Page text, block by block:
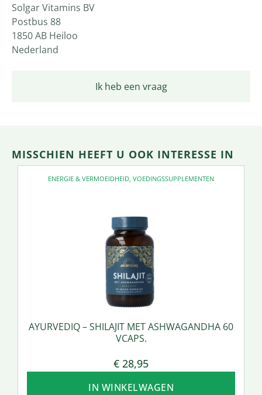
Ik heb een vraag
Solgar Vitamins BV
Postbus 88
1850 AB Heiloo
Nederland
MISSCHIEN HEEFT U OOK INTERESSE IN
ENERGIE & VERMOEIDHEID, VOEDINGSSUPPLEMENTEN
AYURVEDIQ – SHILAJIT MET ASHWAGANDHA 60
VCAPS.
€ 28,95
IN WINKELWAGEN